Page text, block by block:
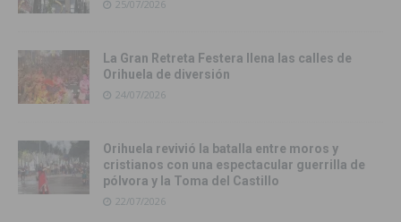
25/07/2026
La Gran Retreta Festera llena las calles de
Orihuela de diversión
24/07/2026
Orihuela revivió la batalla entre moros y
cristianos con una espectacular guerrilla de
pólvora y la Toma del Castillo
22/07/2026